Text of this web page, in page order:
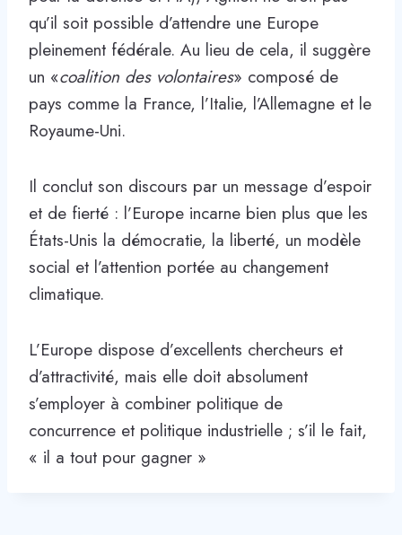
qu’il soit possible d’attendre une Europe
pleinement fédérale. Au lieu de cela, il suggère
un «coalition des volontaires» composé de
pays comme la France, l’Italie, l’Allemagne et le
Royaume-Uni.
Il conclut son discours par un message d’espoir
et de fierté : l’Europe incarne bien plus que les
États-Unis la démocratie, la liberté, un modèle
social et l’attention portée au changement
climatique.
L’Europe dispose d’excellents chercheurs et
d’attractivité, mais elle doit absolument
s’employer à combiner politique de
concurrence et politique industrielle ; s’il le fait,
« il a tout pour gagner »